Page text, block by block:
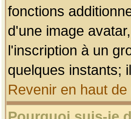
fonctions
d'une image
l'inscription à un
quelques instants;
Revenir en haut de